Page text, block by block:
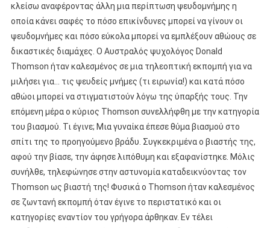
κλείσω αναφέροντας άλλη μια περίπτωση ψευδομνήμης η
οποία κάνει σαφές το πόσο επικίνδυνες μπορεί να γίνουν οι
ψευδομνήμες και πόσο εύκολα μπορεί να εμπλέξουν αθώους σε
δικαστικές διαμάχες. Ο Αυστραλός ψυχολόγος Donald
Thomson ήταν καλεσμένος σε μια τηλεοπτική εκπομπή για να
μιλήσει για… τις ψευδείς μνήμες (τι ειρωνία!) και κατά πόσο
αθώοι μπορεί να στιγματιστούν λόγω της ύπαρξής τους. Την
επόμενη μέρα ο κύριος Thomson συνελλήφθη με την κατηγορία
του βιασμού. Τι έγινε; Μια γυναίκα έπεσε θύμα βιασμού στο
σπίτι της το προηγούμενο βράδυ. Συγκεκριμένα ο βιαστής της,
αφού την βίασε, την άφησε λιπόθυμη και εξαφανίστηκε. Μόλις
συνήλθε, τηλεφώνησε στην αστυνομία καταδεικνύοντας τον
Thomson ως βιαστή της! Φυσικά ο Thomson ήταν καλεσμένος
σε ζωντανή εκπομπή όταν έγινε το περιστατικό και οι
κατηγορίες εναντίον του γρήγορα άρθηκαν. Εν τέλει